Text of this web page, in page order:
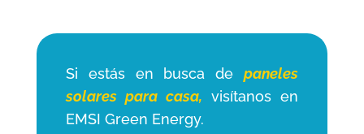
Si estás en busca depaneles
solares para casa, visítanos en
EMSI Green Energy.